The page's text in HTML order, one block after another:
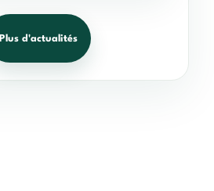
Plus d'actualités